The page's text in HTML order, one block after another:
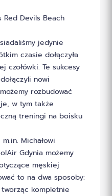
Devils Beach
jedynie
czasie dołączyła
czołówki. Te sukcesy
nowi
rozbudować
w tym także
treningi na boisku
Michałowi
Gdynia możemy
męskiej
to na dwa sposoby:
kompletnie